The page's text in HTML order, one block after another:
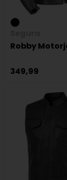
Robby
349,99